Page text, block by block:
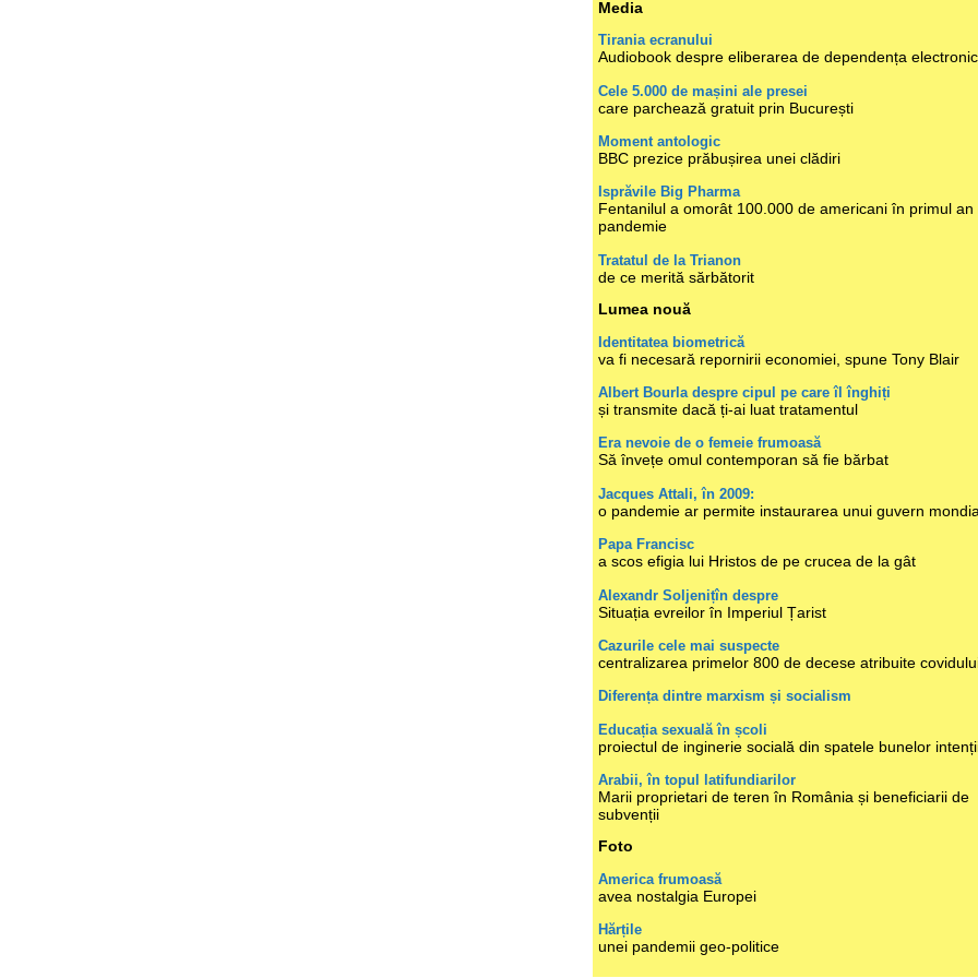
Media
Tirania ecranului
Audiobook despre eliberarea de dependența
Cele 5.000 de mașini ale presei
care parchează gratuit prin București
Moment antologic
BBC prezice prăbușirea unei clădiri
Isprăvile Big Pharma
Fentanilul a omorât 100.000 de americani în primul an
pandemie
Tratatul de la Trianon
de ce merită sărbătorit
Lumea nouă
Identitatea biometrică
va fi necesară repornirii economiei, spune Tony Blair
Albert Bourla despre cipul pe care îl înghiți
și transmite dacă ți-ai luat tratamentul
Era nevoie de o femeie frumoasă
Să învețe omul contemporan să fie bărbat
Jacques Attali, în 2009:
o pandemie ar permite instaurarea unui guvern
Papa Francisc
a scos efigia lui Hristos de pe crucea de la gât
Alexandr Soljenițîn despre
Situația evreilor în Imperiul Țarist
Cazurile cele mai suspecte
centralizarea primelor 800 de decese atribuite
Diferența dintre marxism și socialism
Educația sexuală în școli
proiectul de inginerie socială din spatele bunelor
Arabii, în topul latifundiarilor
Marii proprietari de teren în România și beneficiarii de
subvenții
Foto
America frumoasă
avea nostalgia Europei
Hărțile
unei pandemii geo-politice